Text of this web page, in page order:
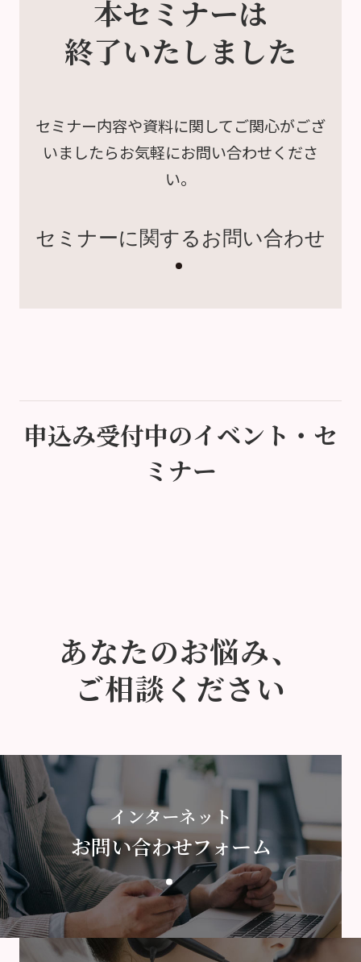
本セミナーは
終了いたしました
セミナー内容や資料に関してご関心がござ
いましたらお気軽にお問い合わせくださ
い。
セミナーに関するお問い合わせ
申込み受付中のイベント・セ
ミナー
あなたのお悩み、
ご相談ください
インターネット
お問い合わせフォーム